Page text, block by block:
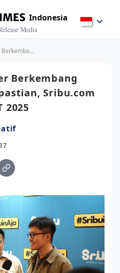
Indonesia
Media
/ Bekali Freelancer Berkembang Hadapi Ketidakpastian, Sribu.com Gelar SRIBUFEST 2025
Berkembang
Sribu.com
2025